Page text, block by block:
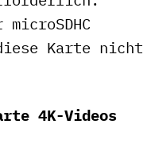
Karte nicht
4K-Videos